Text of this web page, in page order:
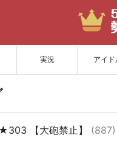
実況 アイド
【大砲禁止】 (887)